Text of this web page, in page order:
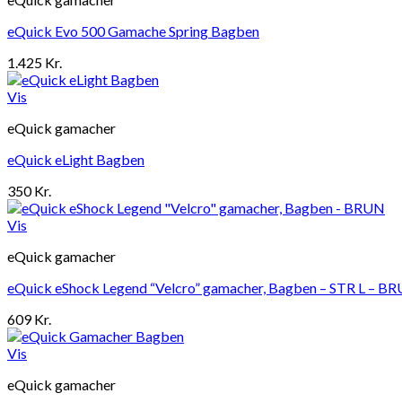
eQuick Evo 500 Gamache Spring Bagben
1.425 Kr.
Vis
eQuick gamacher
eQuick eLight Bagben
350Kr.
Vis
eQuick gamacher
eQuick eShock Legend “Velcro” gamacher, Bagben – STR L –
609Kr.
Vis
eQuick gamacher